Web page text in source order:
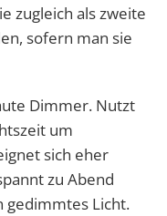
zugleich als zweite
sofern man sie
Dimmer. Nutzt
um
sich eher
zu Abend
gedimmtes Licht.